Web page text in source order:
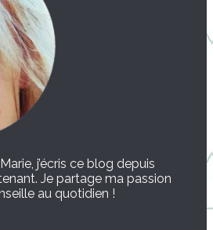
j’écris ce blog depuis
Je partage ma passion
au quotidien !